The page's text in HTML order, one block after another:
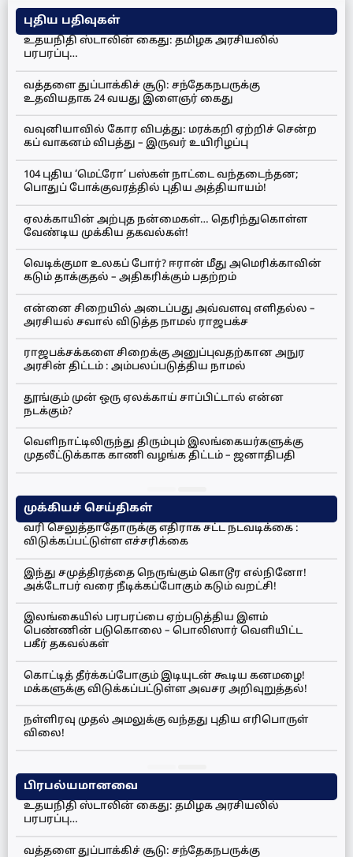
புதிய பதிவுகள்
உதயநிதி ஸ்டாலின் கைது: தமிழக அரசியலில்
பரபரப்பு…
வத்தளை துப்பாக்கிச் சூடு: சந்தேகநபருக்கு
உதவியதாக 24 வயது இளைஞர் கைது
வவுனியாவில் கோர விபத்து: மரக்கறி ஏற்றிச் சென்ற
கப் வாகனம் விபத்து – இருவர் உயிரிழப்பு
104 புதிய ‘மெட்ரோ’ பஸ்கள் நாட்டை வந்தடைந்தன;
பொதுப் போக்குவரத்தில் புதிய அத்தியாயம்!
ஏலக்காயின் அற்புத நன்மைகள்… தெரிந்துகொள்ள
வேண்டிய முக்கிய தகவல்கள்!
வெடிக்குமா உலகப் போர்? ஈரான் மீது அமெரிக்காவின்
கடும் தாக்குதல் – அதிகரிக்கும் பதற்றம்
என்னை சிறையில் அடைப்பது அவ்வளவு எளிதல்ல –
அரசியல் சவால் விடுத்த நாமல் ராஜபக்ச
ராஜபக்சக்களை சிறைக்கு அனுப்புவதற்கான அநுர
அரசின் திட்டம் : அம்பலப்படுத்திய நாமல்
தூங்கும் முன் ஒரு ஏலக்காய் சாப்பிட்டால் என்ன
நடக்கும்?
வெளிநாட்டிலிருந்து திரும்பும் இலங்கையர்களுக்கு
முதலீட்டுக்காக காணி வழங்க திட்டம் – ஜனாதிபதி
முக்கியச் செய்திகள்
வரி செலுத்தாதோருக்கு எதிராக சட்ட நடவடிக்கை :
விடுக்கப்பட்டுள்ள எச்சரிக்கை
இந்து சமுத்திரத்தை நெருங்கும் கொடூர எல்நினோ!
அக்டோபர் வரை நீடிக்கப்போகும் கடும் வறட்சி!
இலங்கையில் பரபரப்பை ஏற்படுத்திய இளம்
பெண்ணின் படுகொலை – பொலிஸார் வெளியிட்ட
பகீர் தகவல்கள்
கொட்டித் தீர்க்கப்போகும் இடியுடன் கூடிய கனமழை!
மக்களுக்கு விடுக்கப்பட்டுள்ள அவசர அறிவுறுத்தல்!
நள்ளிரவு முதல் அமலுக்கு வந்தது புதிய எரிபொருள்
விலை!
பிரபல்யமானவை
உதயநிதி ஸ்டாலின் கைது: தமிழக அரசியலில்
பரபரப்பு…
வத்தளை துப்பாக்கிச் சூடு: சந்தேகநபருக்கு